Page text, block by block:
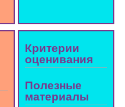
Критерии
оценивания
Полезные
материалы